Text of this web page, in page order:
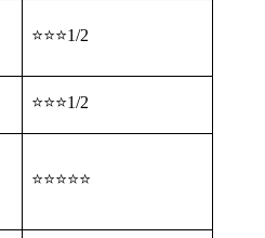
⭐⭐⭐1/2
⭐⭐⭐1/2
⭐⭐⭐⭐⭐